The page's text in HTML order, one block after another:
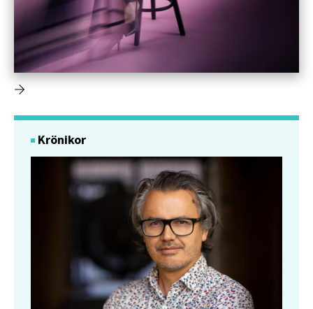
Krönikor